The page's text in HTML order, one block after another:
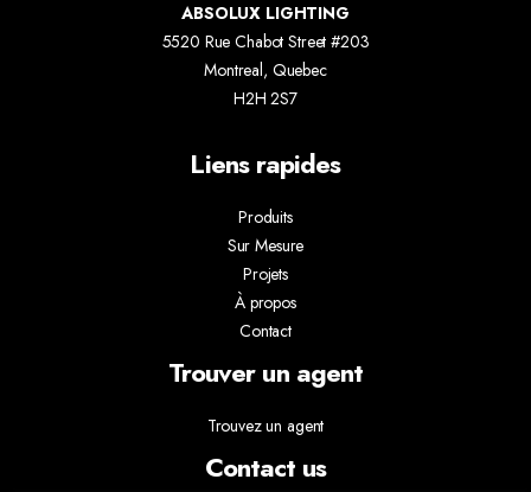
ABSOLUX LIGHTING
5520 Rue Chabot Street #203
Montreal, Quebec
H2H 2S7
Liens rapides
Produits
Sur Mesure
Projets
À propos
Contact
Trouver un agent
Trouvez un agent
Contact us